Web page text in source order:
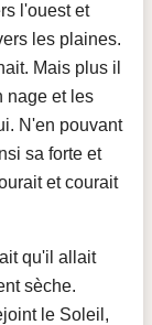
l'ouest et
les plaines.
Mais plus il
nage et les
N'en pouvant
sa forte et
et courait
qu'il allait
sèche.
le Soleil,